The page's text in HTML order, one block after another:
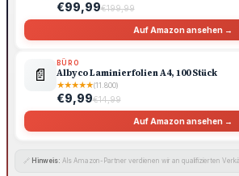
€99,99€199,99
Auf Amazon ansehen →
📄
BÜRO
Albyco Laminierfolien A4, 100 Stück
★★★★★(11.800)
€9,99€14,99
Auf Amazon ansehen →
🔗 Hinweis: Als Amazon-Partner verdienen wir an qualifizierten